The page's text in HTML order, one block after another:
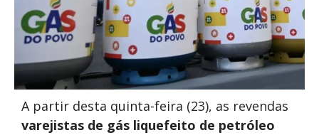
A partir desta quinta-feira (23), as revendas
varejistas de gás liquefeito de petróleo